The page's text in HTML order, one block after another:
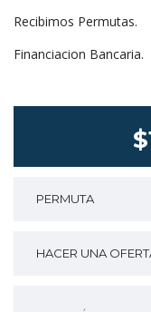
Recibimos Permutas.
Financiacion Bancaria.
PERMUTA
HACER UNA